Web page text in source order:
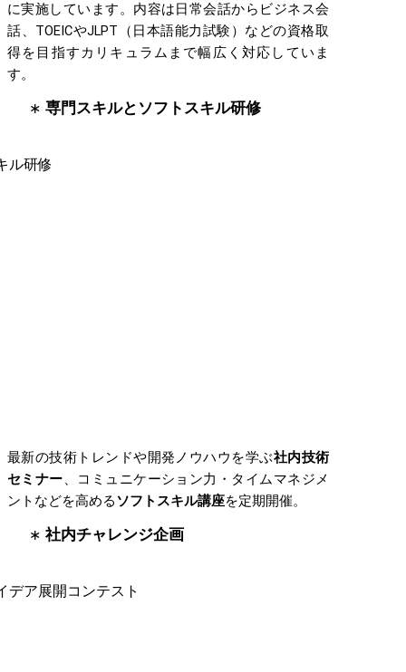
に実施しています。内容は日常会話からビジネス会
話、TOEICやJLPT（日本語能力試験）などの資格取
得を目指すカリキュラムまで幅広く対応していま
す。
専門スキルとソフトスキル研修
最新の技術トレンドや開発ノウハウを学ぶ社内技術
セミナー、コミュニケーション力・タイムマネジメ
ントなどを高めるソフトスキル講座を定期開催。
社内チャレンジ企画